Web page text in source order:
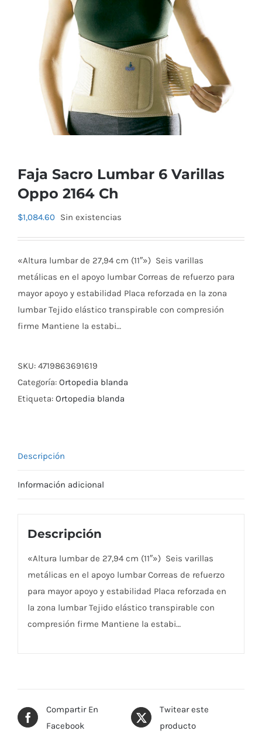
Faja Sacro Lumbar 6 Varillas
Oppo 2164 Ch
$1,084.60 Sin existencias
«Altura lumbar de 27,94 cm (11″») Seis varillas
metálicas en el apoyo lumbar Correas de refuerzo para
mayor apoyo y estabilidad Placa reforzada en la zona
lumbar Tejido elástico transpirable con compresión
firme Mantiene la estabi…
SKU: 4719863691619
Categoría: Ortopedia blanda
Etiqueta: Ortopedia blanda
Descripción
Información adicional
Descripción
«Altura lumbar de 27,94 cm (11″») Seis varillas
metálicas en el apoyo lumbar Correas de refuerzo
para mayor apoyo y estabilidad Placa reforzada en
la zona lumbar Tejido elástico transpirable con
compresión firme Mantiene la estabi…
Compartir En
Facebook
Twitear este
producto